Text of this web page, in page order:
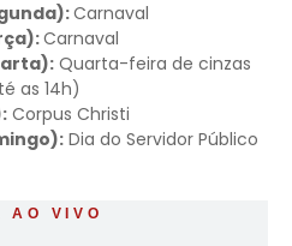
Carnaval
Carnaval
Quarta-feira de cinzas
as 14h)
Corpus Christi
Dia do Servidor Público
AO VIVO